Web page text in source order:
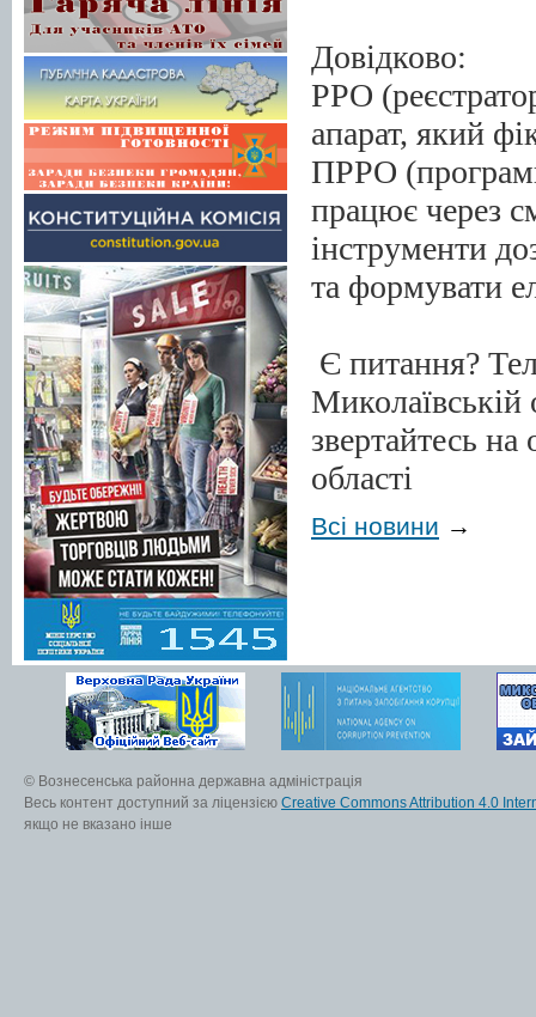
Довідково:
РРО
апарат, який
ПРРО
працює через
інструменти
та формувати
Є питання?
Миколаївській
звертайтесь
області
Всі новини →
© Вознесенська районна державна адміністрація
Весь контент доступний за ліцензією Creative Commons Attribution 4.0
якщо не вказано інше